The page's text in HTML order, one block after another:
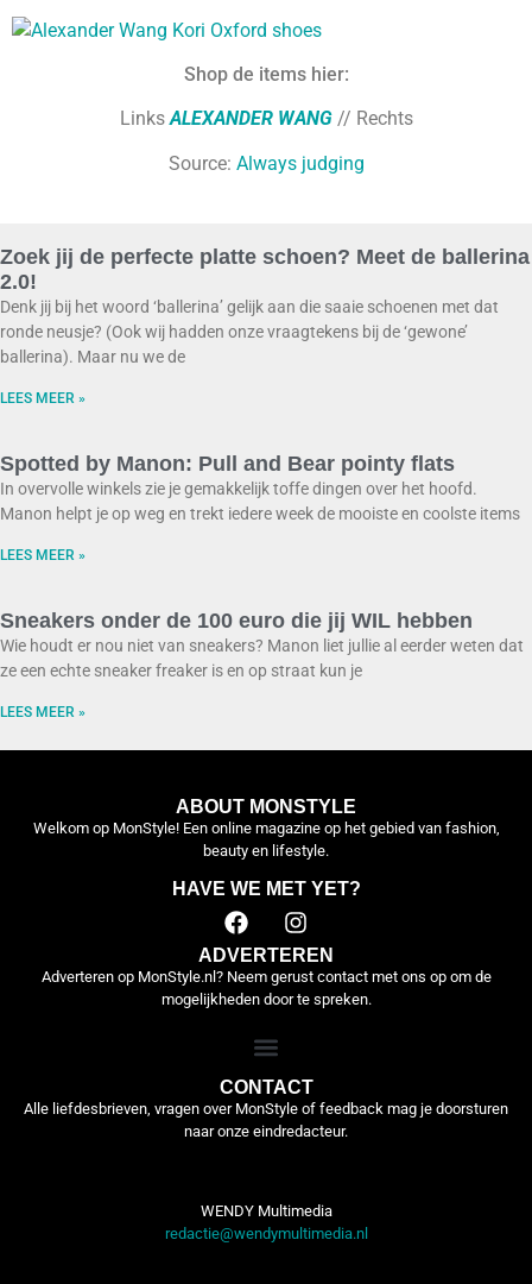
Shop de items hier:
Links ALEXANDER WANG// Rechts
Source: Always judging
Zoek jij de perfecte platte schoen? Meet de ballerina
2.0!
Denk jij bij het woord ‘ballerina’ gelijk aan die saaie schoenen met dat
ronde neusje? (Ook wij hadden onze vraagtekens bij de ‘gewone’
ballerina). Maar nu we de
LEES MEER »
Spotted by Manon: Pull and Bear pointy flats
In overvolle winkels zie je gemakkelijk toffe dingen over het hoofd.
Manon helpt je op weg en trekt iedere week de mooiste en coolste items
LEES MEER »
Sneakers onder de 100 euro die jij WIL hebben
Wie houdt er nou niet van sneakers? Manon liet jullie al eerder weten dat
ze een echte sneaker freaker is en op straat kun je
LEES MEER »
ABOUT MONSTYLE
Welkom op MonStyle! Een online magazine op het gebied van fashion,
beauty en lifestyle.
HAVE WE MET YET?
ADVERTEREN
Adverteren op MonStyle.nl? Neem gerust contact met ons op om de
mogelijkheden door te spreken.
CONTACT
Alle liefdesbrieven, vragen over MonStyle of feedback mag je doorsturen
naar onze eindredacteur.
WENDY Multimedia
redactie@wendymultimedia.nl